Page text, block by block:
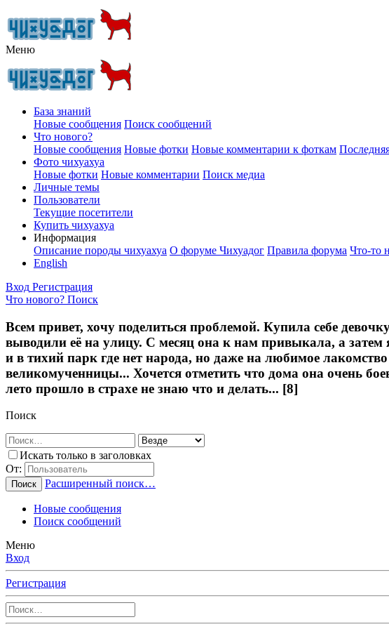
Меню
База знаний
Новые сообщения Поиск сообщений
Что нового?
Новые сообщения Новые фотки Новые комментарии к фоткам
Фото чихуахуа
Новые фотки Новые комментарии Поиск медиа
Личные темы
Пользователи
Текущие посетители
Купить чихуахуа
Информация
Описание породы чихуахуа О форуме Чихуадог Правила форума Что-то
English
Вход Регистрация
Что нового? Поиск
Всем привет, хочу поделиться проблемой. Купила себе
выводили её на улицу. С месяц она к нам привыкала, а затем
и в тихий парк где нет народа, но даже на любимое
великомученницы... Хочется отметить что дома она очень
лето прошло в страхе не знаю что и делать... [8]
Поиск
Искать только в заголовках
От:
Поиск Расширенный поиск…
Новые сообщения
Поиск сообщений
Меню
Вход
Регистрация